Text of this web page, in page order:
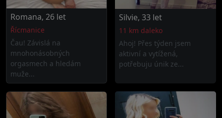
Romana, 26 let
Řícmanice
Čau! Závislá na
mnohonásobných
orgasmech a hledám
muže...
Silvie, 33 let
11 km daleko
Ahoj! Přes týden jsem
aktivní a vytížená,
potřebuju únik ze...